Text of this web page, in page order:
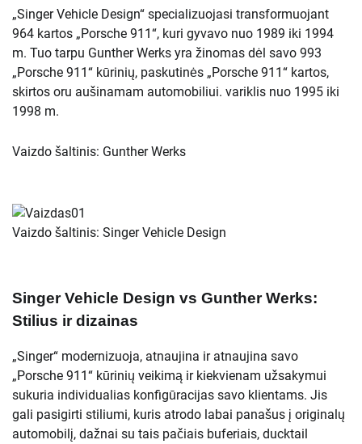
„Singer Vehicle Design“ specializuojasi transformuojant
964 kartos „Porsche 911“, kuri gyvavo nuo 1989 iki 1994
m. Tuo tarpu Gunther Werks yra žinomas dėl savo 993
„Porsche 911“ kūrinių, paskutinės „Porsche 911“ kartos,
skirtos oru aušinamam automobiliui. variklis nuo 1995 iki
1998 m.
Vaizdo šaltinis: Gunther Werks
Vaizdo šaltinis: Singer Vehicle Design
Singer Vehicle Design vs Gunther Werks:
Stilius ir dizainas
„Singer“ modernizuoja, atnaujina ir atnaujina savo
„Porsche 911“ kūrinių veikimą ir kiekvienam užsakymui
sukuria individualias konfigūracijas savo klientams. Jis
gali pasigirti stiliumi, kuris atrodo labai panašus į originalų
automobilį, dažnai su tais pačiais buferiais, ducktail